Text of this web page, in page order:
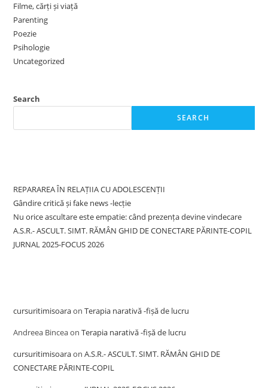
Filme, cărți și viață
Parenting
Poezie
Psihologie
Uncategorized
Search
SEARCH
REPARAREA ÎN RELAȚIIA CU ADOLESCENȚII
Gândire critică și fake news -lecție
Nu orice ascultare este empatie: când prezența devine vindecare
A.S.R.- ASCULT. SIMT. RĂMÂN GHID DE CONECTARE PĂRINTE-COPIL
JURNAL 2025-FOCUS 2026
cursuritimisoaraonTerapia narativă -fișă de lucru
Andreea BinceaonTerapia narativă -fișă de lucru
cursuritimisoaraonA.S.R.- ASCULT. SIMT. RĂMÂN GHID DE
CONECTARE PĂRINTE-COPIL